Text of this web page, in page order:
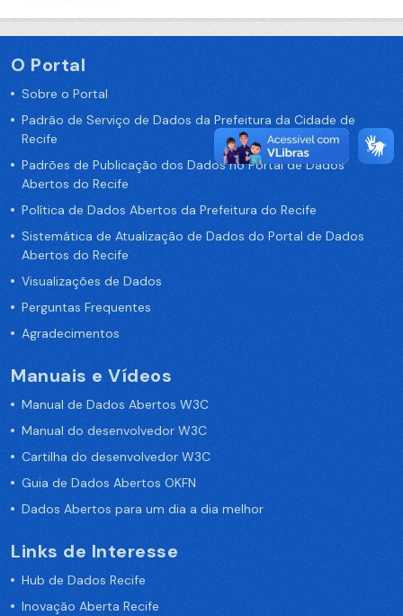
O Portal
Sobre o Portal
Padrão de Serviço de Dados da Prefeitura da Cidade de
Recife
Padrões de Publicação dos Dados no Portal de Dados
Abertos do Recife
Política de Dados Abertos da Prefeitura do Recife
Sistemática de Atualização de Dados do Portal de Dados
Abertos do Recife
Visualizações de Dados
Perguntas Frequentes
Agradecimentos
Manuais e Vídeos
Manual de Dados Abertos W3C
Manual do desenvolvedor W3C
Cartilha do desenvolvedor W3C
Guia de Dados Abertos OKFN
Dados Abertos para um dia a dia melhor
Links de Interesse
Hub de Dados Recife
Inovação Aberta Recife